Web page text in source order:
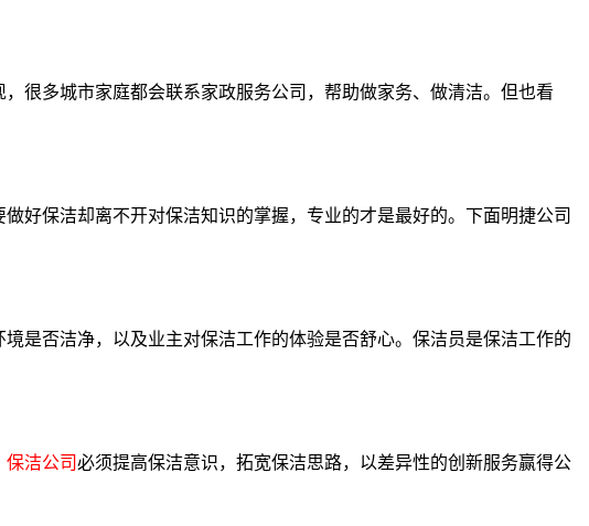
很多城市家庭都会联系家政服务公司，帮助做家务、做清洁。但也看
好保洁却离不开对保洁知识的掌握，专业的才是最好的。下面明捷公司
是否洁净，以及业主对保洁工作的体验是否舒心。保洁员是保洁工作的
保洁公司必须提高保洁意识，拓宽保洁思路，以差异性的创新服务赢得公